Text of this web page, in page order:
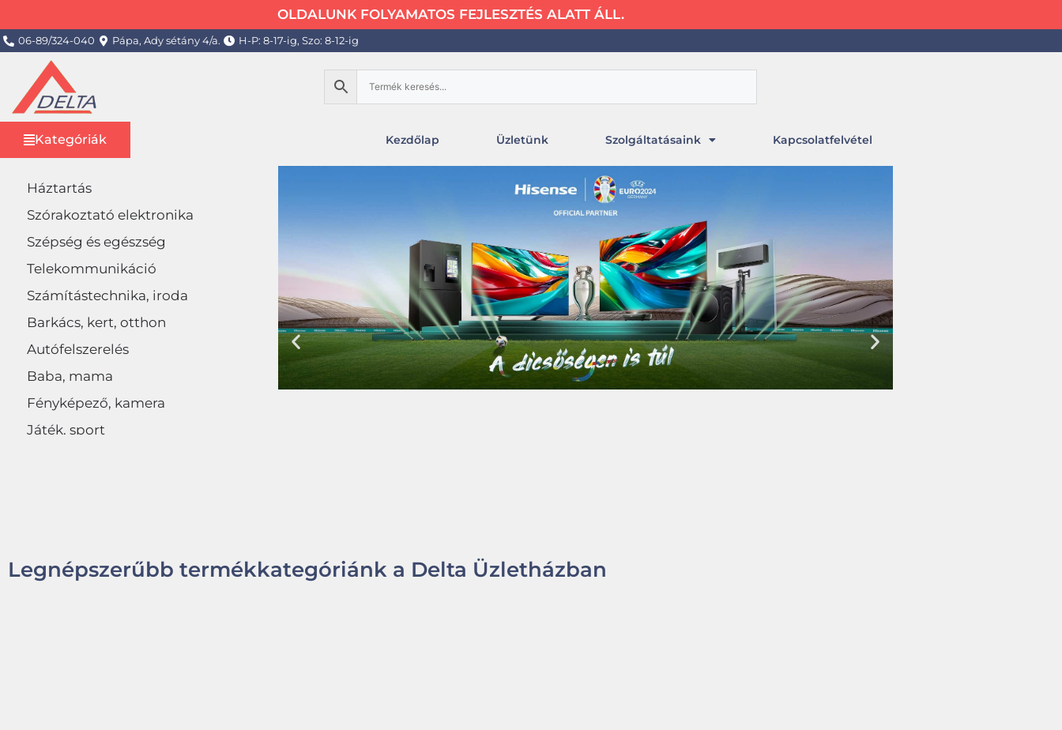
OLDALUNK FOLYAMATOS FEJLESZTÉS ALATT ÁLL.
06-89/324-040 Pápa, Ady sétány 4/a. H-P: 8-17-ig, Szo: 8-12-ig
Kategóriák Kezdőlap Üzletünk Szolgáltatásaink Kapcsolatfelvétel
Háztartás
Szórakoztató elektronika
Szépség és egészség
Telekommunikáció
Számítástechnika, iroda
Barkács, kert, otthon
Autófelszerelés
Baba, mama
Fényképező, kamera
Játék, sport
Legnépszerűbb termékkategóriánk a Delta Üzletházban